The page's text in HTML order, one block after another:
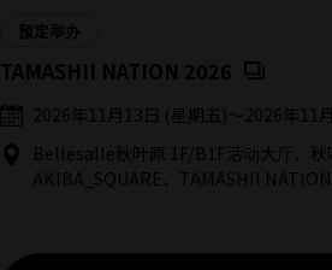
TAMASHII NATION 2026 (在新标签
预定举办
2026年11月13日 (星期五)〜 2026年11
Bellesalle秋叶原 1F/B1F活动大厅、秋
AKIBA_SQUARE、TAMASHII